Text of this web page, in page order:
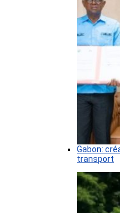
Gabon:
transport